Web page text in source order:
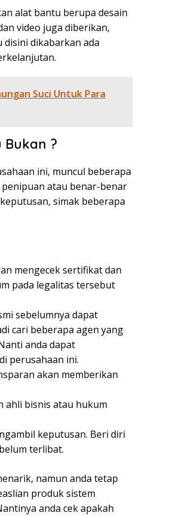
alat bantu berupa desain
video juga diberikan,
dikabarkan ada
Suci Untuk Para
Bukan ?
ini, muncul beberapa
atau benar-benar
simak beberapa
mengecek sertifikat dan
pada legalitas tersebut
sebelumnya dapat
cari beberapa agen yang
anda dapat
perusahaan ini.
akan memberikan
ahli bisnis atau hukum
keputusan. Beri diri
terlibat.
namun anda tetap
produk sistem
anda cek apakah